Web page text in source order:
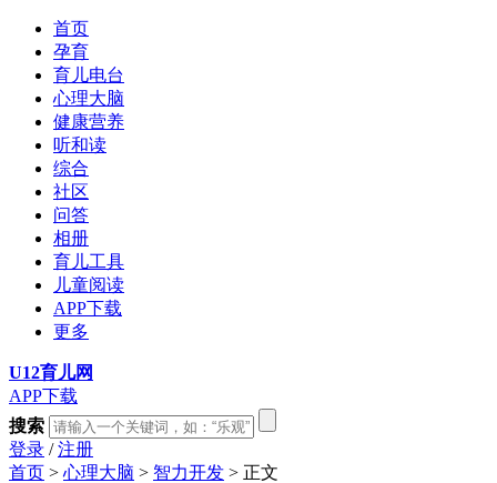
首页
孕育
育儿电台
心理大脑
健康营养
听和读
综合
社区
问答
相册
育儿工具
儿童阅读
APP下载
更多
U12育儿网
APP下载
搜索
登录 /注册
首页 > 心理大脑 > 智力开发 > 正文